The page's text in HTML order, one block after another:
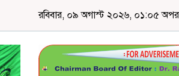
রবিবার, ০৯ অগাস্ট ২০২৬, ০১:০৫